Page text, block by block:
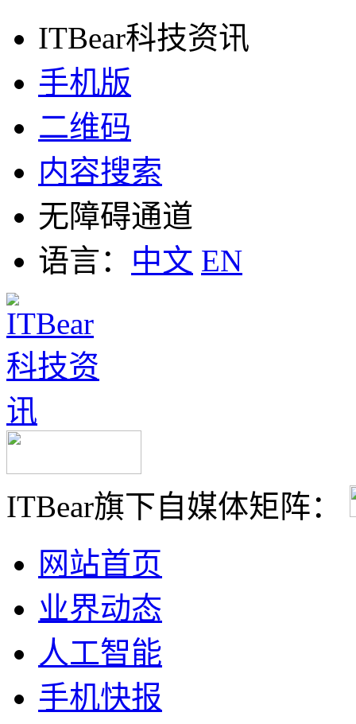
ITBear科技资讯
手机版
二维码
内容搜索
无障碍通道
语言： 中文 EN
ITBear旗下自媒体矩阵：
网站首页
业界动态
人工智能
手机快报